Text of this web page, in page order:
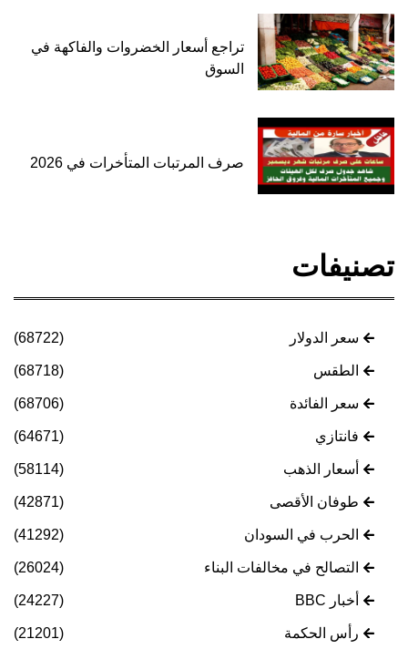
تراجع أسعار الخضروات والفاكهة في
السوق
صرف المرتبات المتأخرات في 2026
تصنيفات
سعر الدولار (68722)
الطقس (68718)
سعر الفائدة (68706)
فانتازي (64671)
أسعار الذهب (58114)
طوفان الأقصى (42871)
الحرب في السودان (41292)
التصالح في مخالفات البناء (26024)
أخبار BBC (24227)
رأس الحكمة (21201)